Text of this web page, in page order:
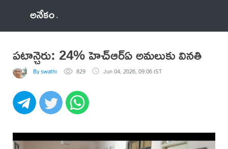
అనేకం
పటాన్చెరు: 24% హెచ్ఆర్ఏ అమలుకు వినతి
By swathi 829 Jun 04, 2026, 09:06 IST